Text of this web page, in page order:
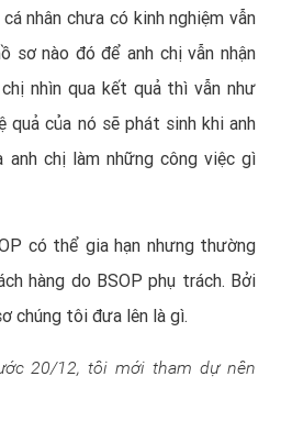
nhân chưa có kinh nghiệm vẫn
sơ nào đó để anh chị vẫn nhận
nhìn qua kết quả thì vẫn như
quả của nó sẽ phát sinh khi anh
anh chị làm những công việc gì
có thể gia hạn nhưng thường
hàng do BSOP phụ trách. Bởi
chúng tôi đưa lên là gì.
20/12, tôi mới tham dự nên